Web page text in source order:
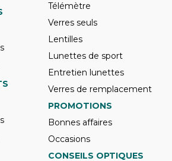
Télémètre
Verres seuls
Lentilles
Lunettes de sport
Entretien lunettes
Verres de remplacement
PROMOTIONS
Bonnes affaires
Occasions
CONSEILS OPTIQUES